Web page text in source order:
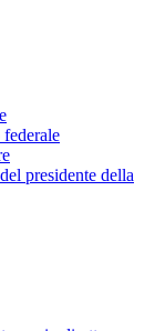
presidente della